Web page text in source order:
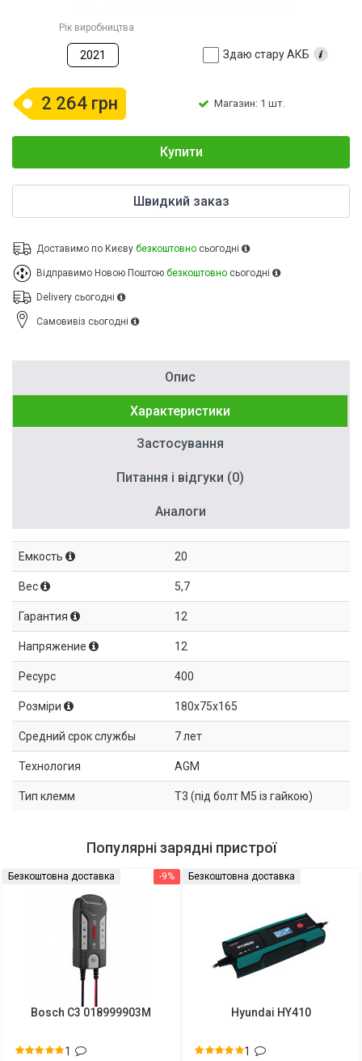
Рік виробництва
2021 Здаю стару АКБ
2 264 грн Магазин: 1 шт.
Купити
Швидкий заказ
Доставимо по Києву безкоштовно сьогодні
Відправимо Новою Поштою безкоштовно сьогодні
Delivery сьогодні
Cамовивіз сьогодні
Опис
Характеристики
Застосування
Питання і відгуки (0)
Аналоги
Емкость 20
Вес 5,7
Гарантия 12
Напряжение 12
Ресурс 400
Розміри 180x75x165
Средний срок службы 7 лет
Технология AGM
Тип клемм T3 (під болт М5 із гайкою)
Популярні зарядні пристрої
-9%
Безкоштовна доставка
Bosch C3 018999903M
1
Безкоштовна доставка
Hyundai HY410
1